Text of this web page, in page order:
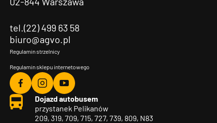
tel.(22) 499 63 58
biuro@agvo.pl
Regulamin strzelnicy
Regulamin sklepu internetowego
Agvo
Facebook
Agvo
Instagram
Agvo
YouTube
Dojazd autobusem
przystanek Pelikanów
209, 319, 709, 715, 727, 739, 809, N83